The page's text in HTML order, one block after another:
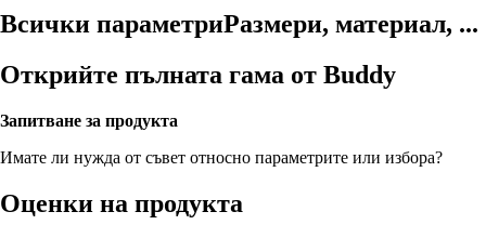
Всички параметриРазмери, материал, ...
Открийте пълната гама от Buddy
Запитване за продукта
Имате ли нужда от съвет относно параметрите или избора?
Оценки на продукта